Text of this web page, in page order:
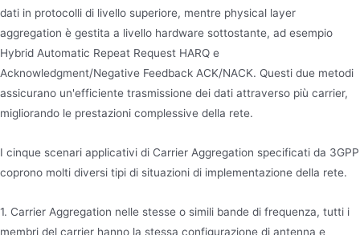
dati in protocolli di livello superiore, mentre physical layer
aggregation è gestita a livello hardware sottostante, ad esempio
Hybrid Automatic Repeat Request HARQ e
Acknowledgment/Negative Feedback ACK/NACK. Questi due metodi
assicurano un'efficiente trasmissione dei dati attraverso più carrier,
migliorando le prestazioni complessive della rete.
I cinque scenari applicativi di Carrier Aggregation specificati da 3GPP
coprono molti diversi tipi di situazioni di implementazione della rete.
1. Carrier Aggregation nelle stesse o simili bande di frequenza, tutti i
membri del carrier hanno la stessa configurazione di antenna e